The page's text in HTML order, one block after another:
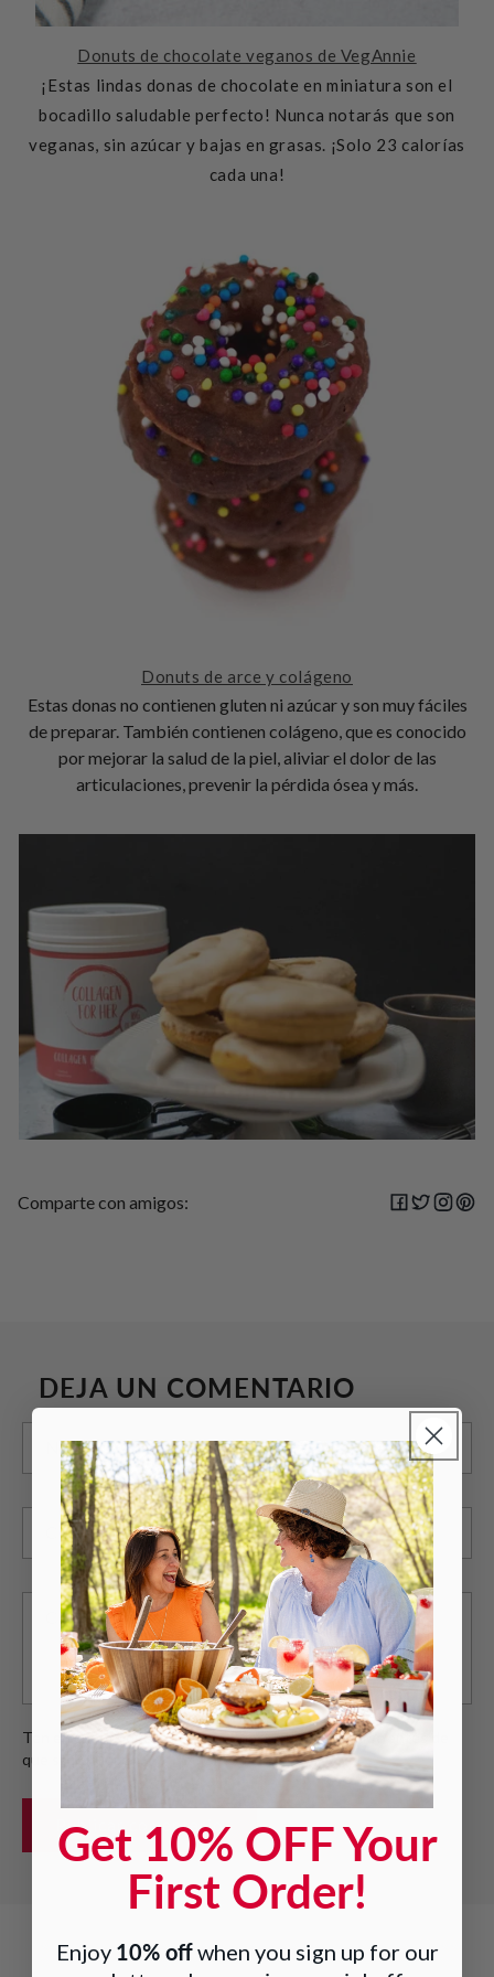
Donuts de chocolate veganos de VegAnnie
¡Estas lindas donas de chocolate en miniatura son el
bocadillo saludable perfecto! Nunca notarás que son
veganas, sin azúcar y bajas en grasas. ¡Solo 23 calorías
cada una!
Donuts de arce y colágeno
Estas donas no contienen gluten ni azúcar y son muy fáciles
de preparar. También contienen colágeno, que es conocido
por mejorar la salud de la piel, aliviar el dolor de las
articulaciones, prevenir la pérdida ósea y más.
Comparte con amigos:
DEJA UN COMENTARIO
Nombre *
Correo electrónico*
Comentario*
Ten en cuenta que los comentarios deben aprobarse antes de
que se publiquen.
Get 10% OFF Your
First Order!
Enjoy 10% offwhen you sign up for our